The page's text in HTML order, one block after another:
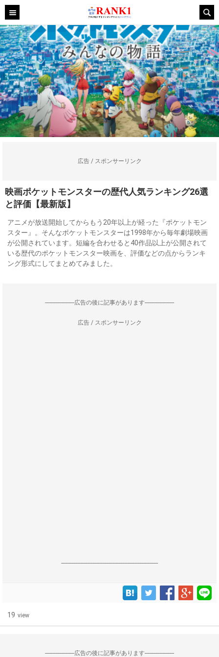
広告 / スポンサーリンク
映画ポケットモンスターの歴代人気ランキング26選
と評価【最新版】
アニメが放送開始してからもう20年以上が経った『ポケットモン
スター』。そんなポケットモンスターは1998年から毎年劇場映画
が公開されています。短編を合わせると40作品以上が公開されて
いる歴代のポケットモンスター映画を、評価などの点からランキ
ング形式にしてまとめてみました。
--------------------広告の後に記事があります--------------------
広告 / スポンサーリンク
------------------------------------------------------------------
19 view
--------------------広告の後に記事があります--------------------